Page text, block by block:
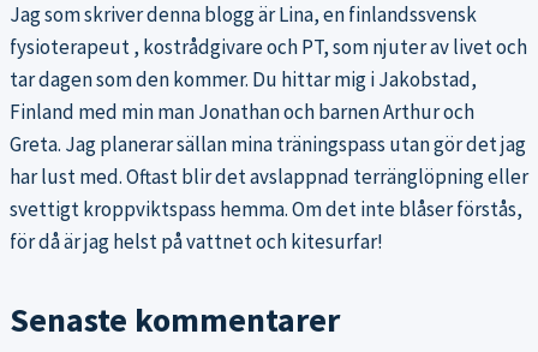
Jag som skriver denna blogg är Lina, en finlandssvensk
fysioterapeut , kostrådgivare och PT, som njuter av livet och
tar dagen som den kommer. Du hittar mig i Jakobstad,
Finland med min man Jonathan och barnen Arthur och
Greta. Jag planerar sällan mina träningspass utan gör det jag
har lust med. Oftast blir det avslappnad terränglöpning eller
svettigt kroppviktspass hemma. Om det inte blåser förstås,
för då är jag helst på vattnet och kitesurfar!
Senaste kommentarer